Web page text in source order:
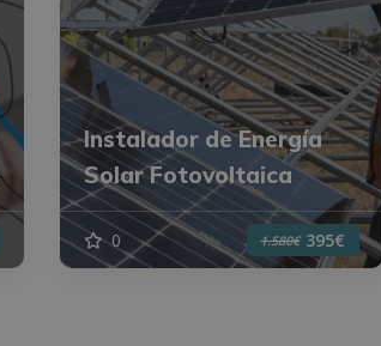
Instalador de Energía
Solar Fotovoltaica
0 1.580€ 395€